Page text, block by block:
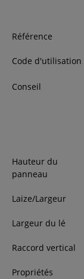
Référence
Code d'utilisation
Conseil
Hauteur du
panneau
Laize/Largeur
Largeur du lé
Raccord vertical
Propriétés